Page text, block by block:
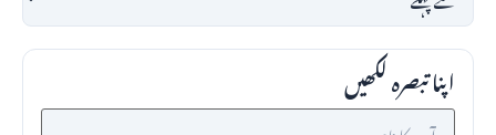
اپنا تبصرہ لکھیں